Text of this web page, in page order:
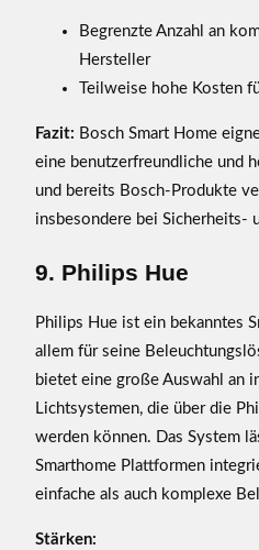
Begrenzte Anzahl an
Hersteller
Teilweise hohe Kosten
Fazit: Bosch Smart Home
eine benutzerfreundliche und
und bereits Bosch-Produkte
insbesondere bei Sicherheits-
9. Philips Hue
Philips Hue ist ein bekanntes
allem für seine
bietet eine große Auswahl an
Lichtsystemen, die über die
werden können. Das System
Smarthome Plattformen
einfache als auch komplexe
Stärken: